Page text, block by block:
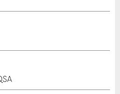
für die Kontaktpersonen